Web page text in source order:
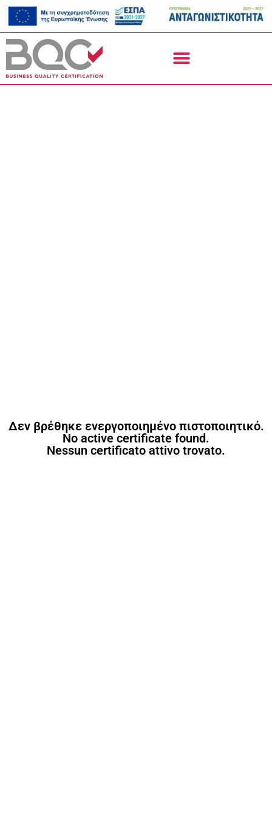
Δεν βρέθηκε ενεργοποιημένο πιστοποιητικό.
No active certificate found.
Nessun certificato attivo trovato.